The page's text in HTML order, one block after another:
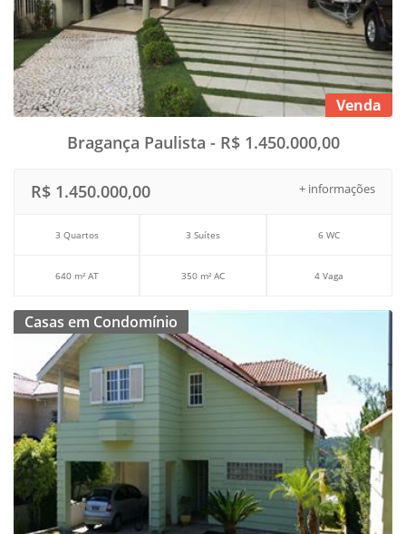
Venda
Bragança Paulista - R$ 1.450.000,00
+ informações
R$ 1.450.000,00
3 Quartos 3 Suítes 6 WC
640 m² AT 350 m² AC 4 Vaga
Casas em Condomínio